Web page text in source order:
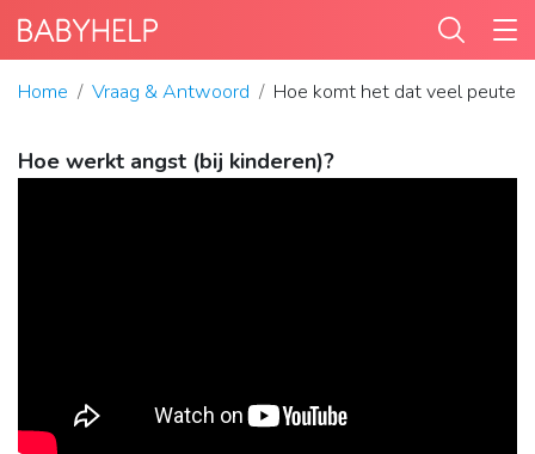
Home Vraag & Antwoord Hoe komt het dat veel
Hoe werkt angst (bij kinderen)?